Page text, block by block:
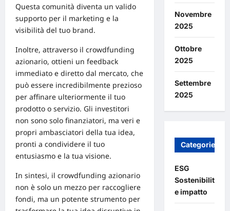
Questa comunità diventa un valido
supporto per il marketing e la
visibilità del tuo brand.
Inoltre, attraverso il crowdfunding
azionario, ottieni un feedback
immediato e diretto dal mercato, che
può essere incredibilmente prezioso
per affinare ulteriormente il tuo
prodotto o servizio. Gli investitori
non sono solo finanziatori, ma veri e
propri ambasciatori della tua idea,
pronti a condividere il tuo
entusiasmo e la tua visione.
In sintesi, il crowdfunding azionario
non è solo un mezzo per raccogliere
fondi, ma un potente strumento per
Novembre
2025
Ottobre
2025
Settembre
2025
Categories
ESG
Sostenibilità
e impatto